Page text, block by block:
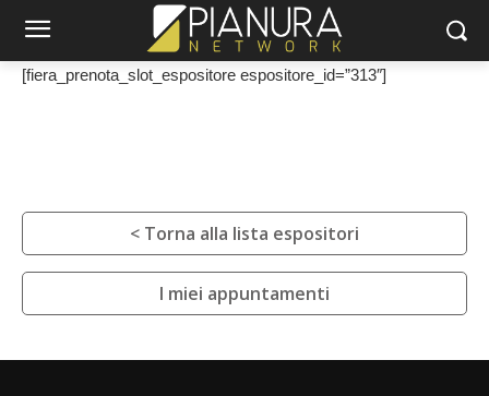
[fiera_prenota_slot_espositore espositore_id=”313″]
< Torna alla lista espositori
I miei appuntamenti